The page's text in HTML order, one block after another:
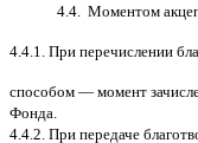
4.4. Моментом
4.4.1. При перечислении
способом — момент
Фонда
4.4.2. При передаче